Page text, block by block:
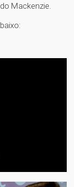
Mackenzie.